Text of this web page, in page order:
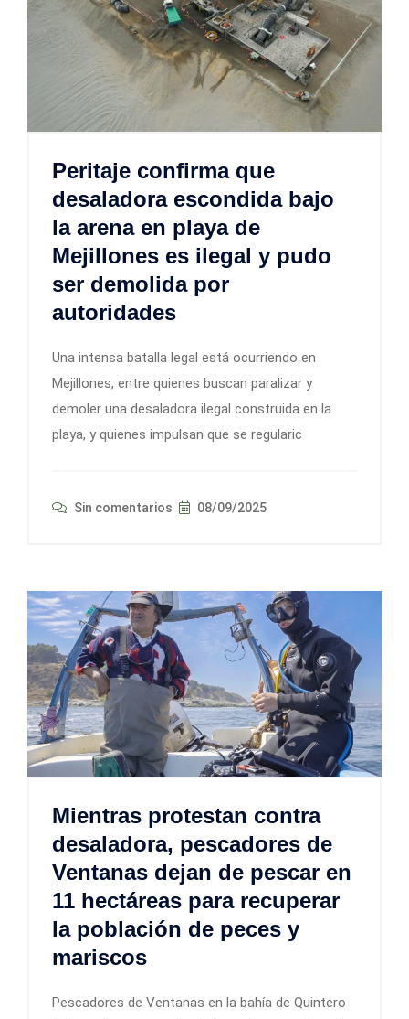
Peritaje confirma que
desaladora escondida bajo
la arena en playa de
Mejillones es ilegal y pudo
ser demolida por
autoridades
Una intensa batalla legal está ocurriendo en
Mejillones, entre quienes buscan paralizar y
demoler una desaladora ilegal construida en la
playa, y quienes impulsan que se regularic
Sin comentarios 08/09/2025
Mientras protestan contra
desaladora, pescadores de
Ventanas dejan de pescar en
11 hectáreas para recuperar
la población de peces y
mariscos
Pescadores de Ventanas en la bahía de Quintero